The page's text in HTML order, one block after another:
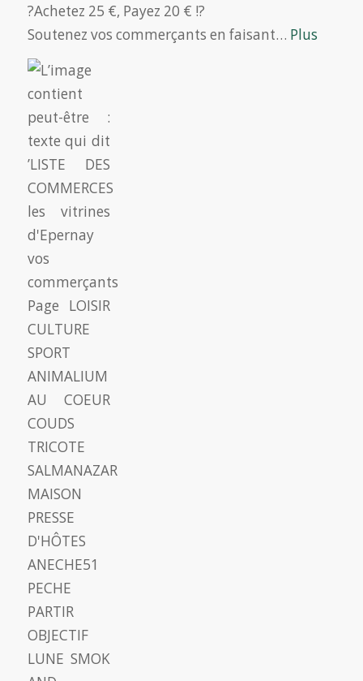
?Achetez 25 €, Payez 20 € !?
Soutenez vos commerçants en faisant… Plus